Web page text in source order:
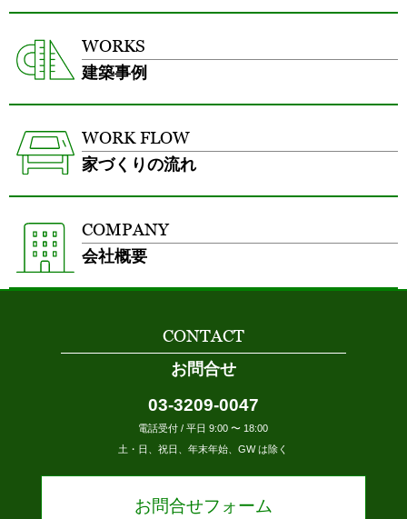
WORKS
建築事例
WORK FLOW
家づくりの流れ
COMPANY
会社概要
CONTACT
お問合せ
03-3209-0047
電話受付 / 平日 9:00 〜 18:00
土・日、祝日、年末年始、GW は除く
お問合せフォーム